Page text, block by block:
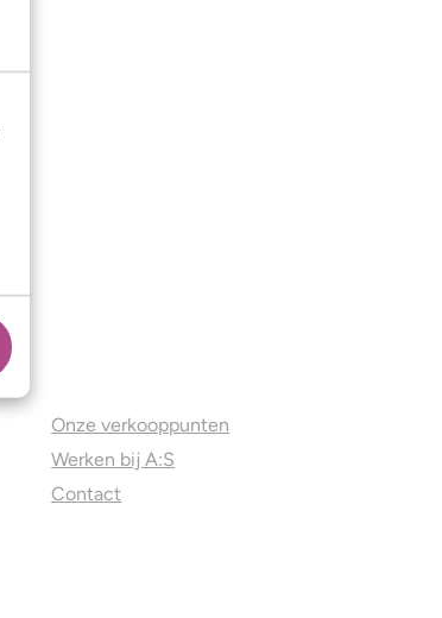
Onze verkooppunten
Werken bij A:S
Contact